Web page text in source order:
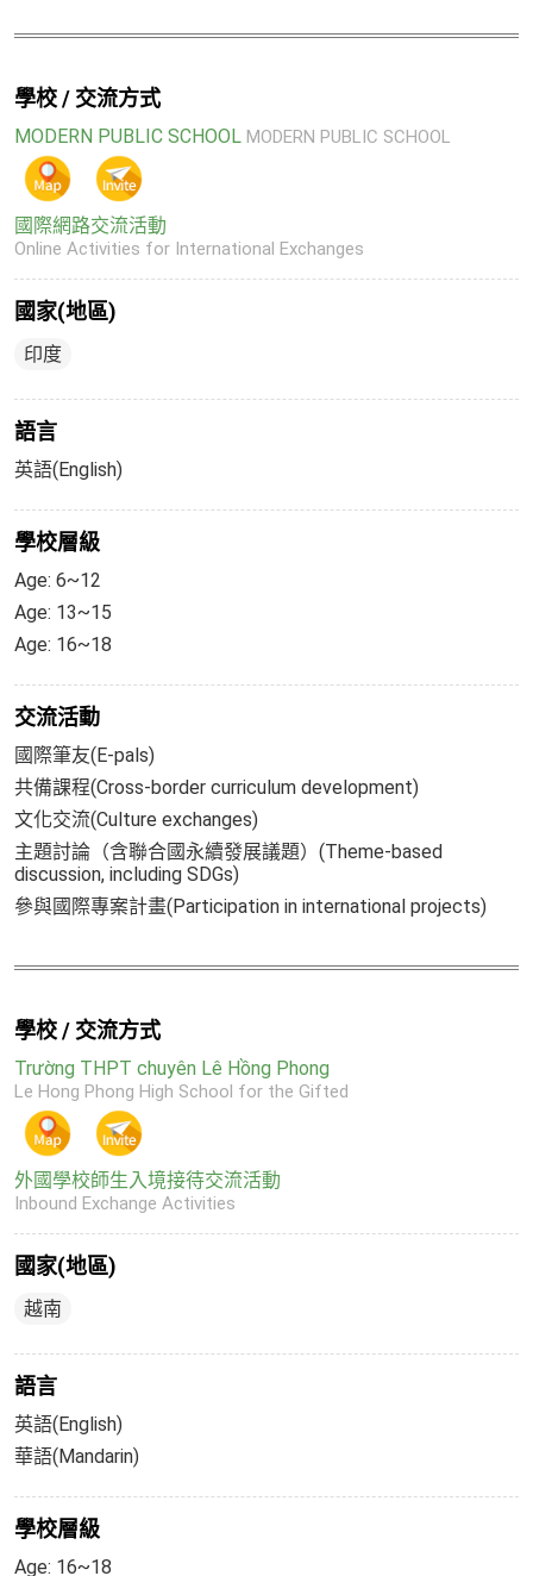
學校 / 交流方式
MODERN PUBLIC SCHOOL MODERN PUBLIC SCHOOL
國際網路交流活動
Online Activities for International Exchanges
國家(地區)
印度
語言
英語(English)
學校層級
Age: 6~12
Age: 13~15
Age: 16~18
交流活動
國際筆友(E-pals)
共備課程(Cross-border curriculum development)
文化交流(Culture exchanges)
主題討論（含聯合國永續發展議題）(Theme-based
discussion, including SDGs)
參與國際專案計畫(Participation in international projects)
學校 / 交流方式
Trường THPT chuyên Lê Hồng Phong
Le Hong Phong High School for the Gifted
外國學校師生入境接待交流活動
Inbound Exchange Activities
國家(地區)
越南
語言
英語(English)
華語(Mandarin)
學校層級
Age: 16~18